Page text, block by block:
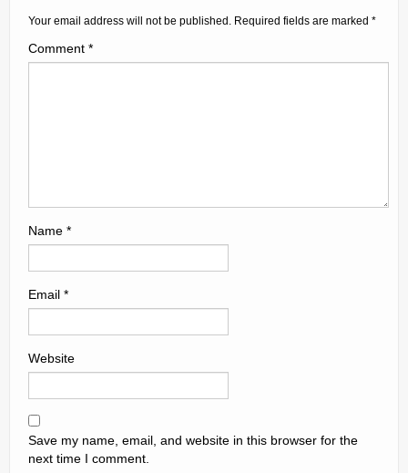
Your email address will not be published. Required fields are marked *
Comment *
Name *
Email *
Website
Save my name, email, and website in this browser for the
next time I comment.